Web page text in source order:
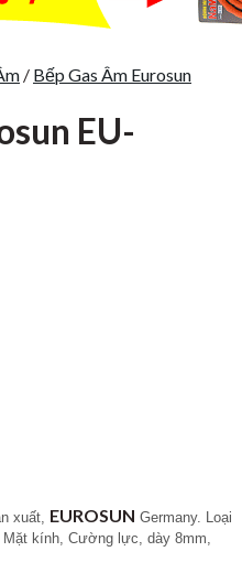
/ Bếp Gas Âm Eurosun
EU-
xuất, EUROSUN Germany. Loại
Mặt kính, Cường lực, dày 8mm,